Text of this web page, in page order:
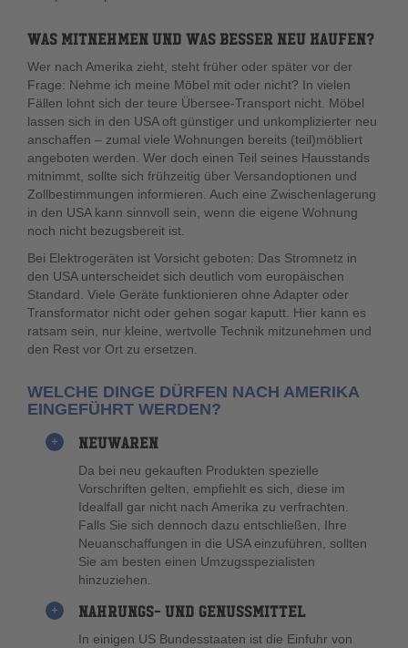
WAS MITNEHMEN UND WAS BESSER NEU KAUFEN?
Wer nach Amerika zieht, steht früher oder später vor der
Frage: Nehme ich meine Möbel mit oder nicht? In vielen
Fällen lohnt sich der teure Übersee-Transport nicht. Möbel
lassen sich in den USA oft günstiger und unkomplizierter neu
anschaffen – zumal viele Wohnungen bereits (teil)möbliert
angeboten werden. Wer doch einen Teil seines Hausstands
mitnimmt, sollte sich frühzeitig über Versandoptionen und
Zollbestimmungen informieren. Auch eine Zwischenlagerung
in den USA kann sinnvoll sein, wenn die eigene Wohnung
noch nicht bezugsbereit ist.
Bei Elektrogeräten ist Vorsicht geboten: Das Stromnetz in
den USA unterscheidet sich deutlich vom europäischen
Standard. Viele Geräte funktionieren ohne Adapter oder
Transformator nicht oder gehen sogar kaputt. Hier kann es
ratsam sein, nur kleine, wertvolle Technik mitzunehmen und
den Rest vor Ort zu ersetzen.
WELCHE DINGE DÜRFEN NACH AMERIKA
EINGEFÜHRT WERDEN?
NEUWAREN
Da bei neu gekauften Produkten spezielle
Vorschriften gelten, empfiehlt es sich, diese im
Idealfall gar nicht nach Amerika zu verfrachten.
Falls Sie sich dennoch dazu entschließen, Ihre
Neuanschaffungen in die USA einzuführen, sollten
Sie am besten einen Umzugsspezialisten
hinzuziehen.
NAHRUNGS- UND GENUSSMITTEL
In einigen US Bundesstaaten ist die Einfuhr von